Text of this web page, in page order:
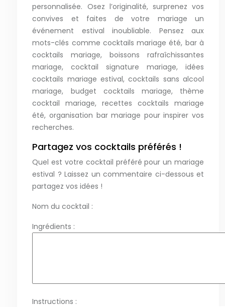
personnalisée. Osez l’originalité, surprenez vos
convives et faites de votre mariage un
événement estival inoubliable. Pensez aux
mots-clés comme cocktails mariage été, bar à
cocktails mariage, boissons rafraîchissantes
mariage, cocktail signature mariage, idées
cocktails mariage estival, cocktails sans alcool
mariage, budget cocktails mariage, thème
cocktail mariage, recettes cocktails mariage
été, organisation bar mariage pour inspirer vos
recherches.
Partagez vos cocktails préférés !
Quel est votre cocktail préféré pour un mariage
estival ? Laissez un commentaire ci-dessous et
partagez vos idées !
Nom du cocktail :
Ingrédients :
Instructions :